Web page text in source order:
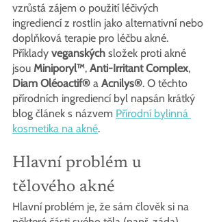
vzrůstá zájem o použití léčivých
ingrediencí z rostlin jako alternativní nebo
doplňková terapie pro léčbu akné.
Příklady veganských složek proti akné
jsou Miniporyl™, Anti-Irritant Complex,
Diam Oléoactif® a Acnilys®. O těchto
přírodních ingrediencí byl napsán krátký
blog článek s názvem Přírodní bylinná
kosmetika na akné.
Hlavní problém u
tělového akné
Hlavní problém je, že sám člověk si na